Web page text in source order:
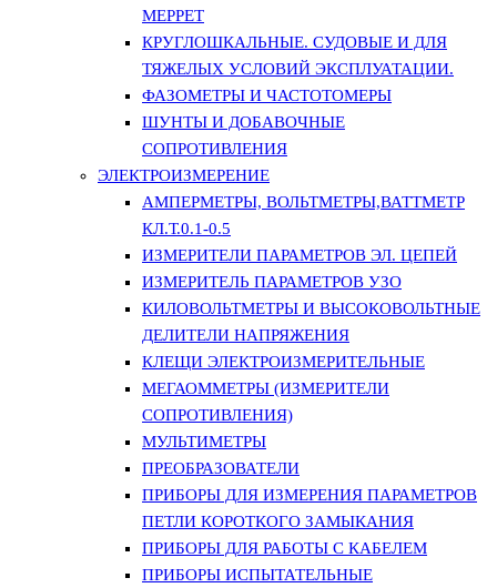
МЕРРЕТ
КРУГЛОШКАЛЬНЫЕ. СУДОВЫЕ И ДЛЯ
ТЯЖЕЛЫХ УСЛОВИЙ ЭКСПЛУАТАЦИИ.
ФАЗОМЕТРЫ И ЧАСТОТОМЕРЫ
ШУНТЫ И ДОБАВОЧНЫЕ
СОПРОТИВЛЕНИЯ
ЭЛЕКТРОИЗМЕРЕНИЕ
АМПЕРМЕТРЫ, ВОЛЬТМЕТРЫ,ВАТТМЕТР
КЛ.Т.0.1-0.5
ИЗМЕРИТЕЛИ ПАРАМЕТРОВ ЭЛ. ЦЕПЕЙ
ИЗМЕРИТЕЛЬ ПАРАМЕТРОВ УЗО
КИЛОВОЛЬТМЕТРЫ И ВЫСОКОВОЛЬТНЫЕ
ДЕЛИТЕЛИ НАПРЯЖЕНИЯ
КЛЕЩИ ЭЛЕКТРОИЗМЕРИТЕЛЬНЫЕ
МЕГАОММЕТРЫ (ИЗМЕРИТЕЛИ
СОПРОТИВЛЕНИЯ)
МУЛЬТИМЕТРЫ
ПРЕОБРАЗОВАТЕЛИ
ПРИБОРЫ ДЛЯ ИЗМЕРЕНИЯ ПАРАМЕТРОВ
ПЕТЛИ КОРОТКОГО ЗАМЫКАНИЯ
ПРИБОРЫ ДЛЯ РАБОТЫ С КАБЕЛЕМ
ПРИБОРЫ ИСПЫТАТЕЛЬНЫЕ